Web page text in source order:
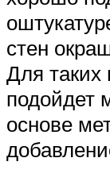
стен
Для таких
подойдет
основе